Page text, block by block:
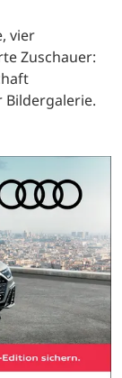
vier
Zuschauer:
Bildergalerie.